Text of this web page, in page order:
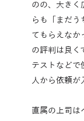
のの、大きく
らも「まだ
てもらえなか
の評判は良く
テストなどで
人から依頼が
直属の上司は